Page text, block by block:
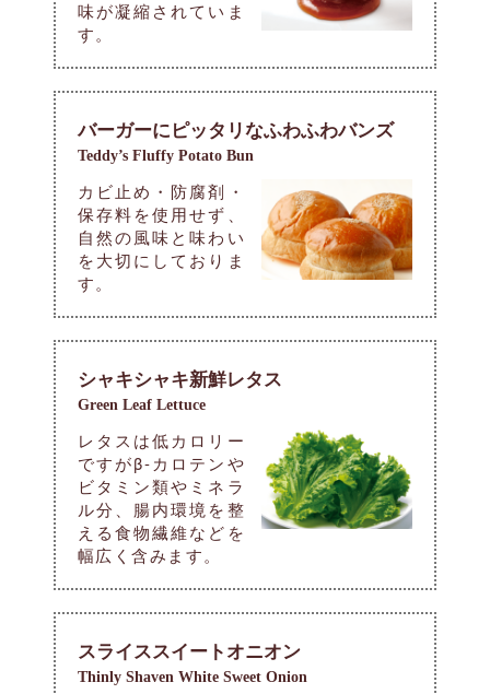
味が凝縮されていま
す。
バーガーにピッタリなふわふわバンズ
Teddy’s Fluffy Potato Bun
カビ止め・防腐剤・
保存料を使用せず、
自然の風味と味わい
を大切にしておりま
す。
シャキシャキ新鮮レタス
Green Leaf Lettuce
レタスは低カロリー
ですがβ-カロテンや
ビタミン類やミネラ
ル分、腸内環境を整
える食物繊維などを
幅広く含みます。
スライススイートオニオン
Thinly Shaven White Sweet Onion